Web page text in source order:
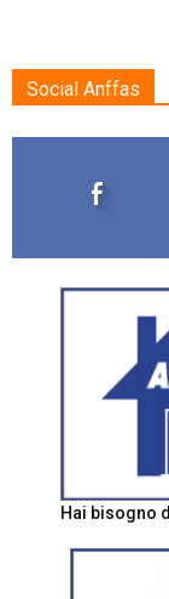
Social Anffas
Hai bisogno